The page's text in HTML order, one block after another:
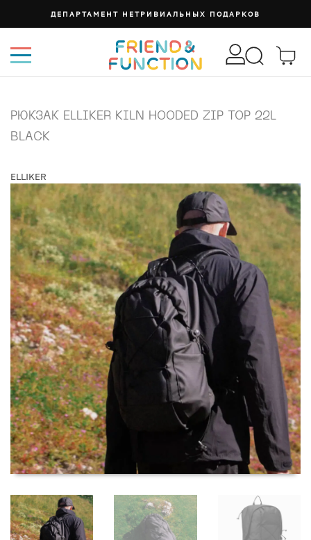
ДЕПАРТАМЕНТ НЕТРИВИАЛЬНЫХ ПОДАРКОВ
РЮКЗАК ELLIKER KILN HOODED ZIP TOP 22L
BLACK
ELLIKER